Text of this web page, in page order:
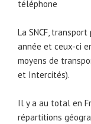
téléphone
La SNCF, transport
année et ceux-ci
moyens de
et Intercités).
Il y a au total en
répartitions